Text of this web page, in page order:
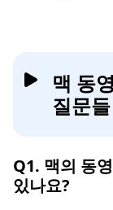
맥 동
질문들
Q1. 맥의 동
있나요?